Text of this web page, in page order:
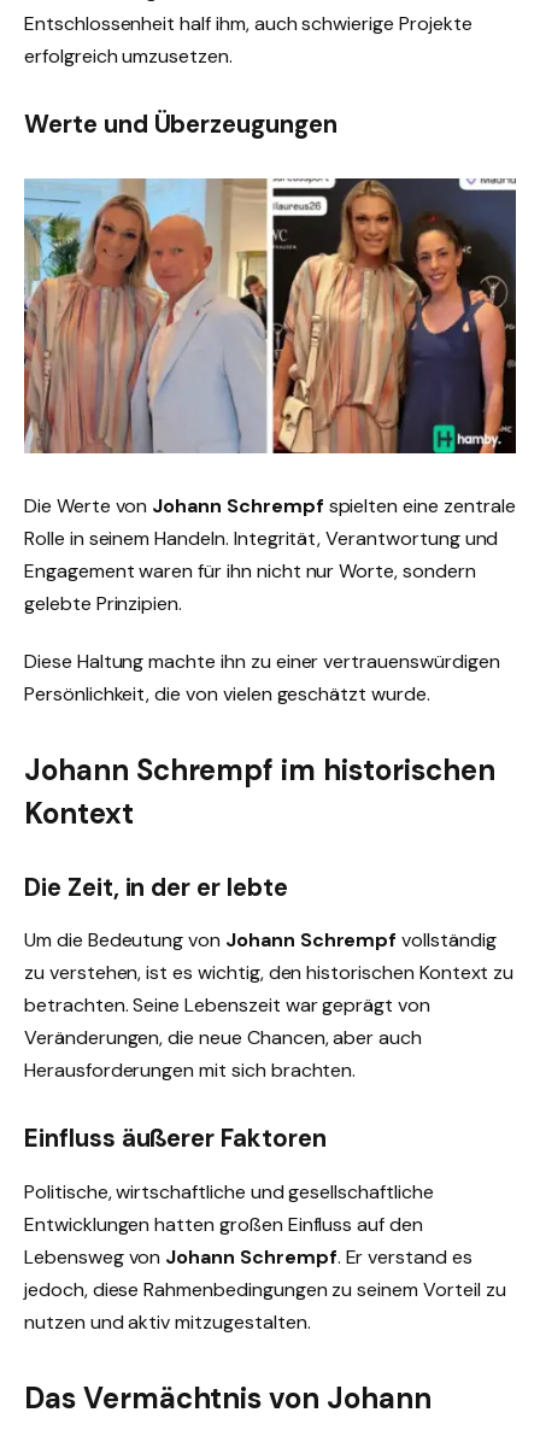
Entschlossenheit half ihm, auch schwierige Projekte
erfolgreich umzusetzen.
Werte und Überzeugungen
Die Werte von Johann Schrempf spielten eine zentrale
Rolle in seinem Handeln. Integrität, Verantwortung und
Engagement waren für ihn nicht nur Worte, sondern
gelebte Prinzipien.
Diese Haltung machte ihn zu einer vertrauenswürdigen
Persönlichkeit, die von vielen geschätzt wurde.
Johann Schrempf im historischen
Kontext
Die Zeit, in der er lebte
Um die Bedeutung von Johann Schrempf vollständig
zu verstehen, ist es wichtig, den historischen Kontext zu
betrachten. Seine Lebenszeit war geprägt von
Veränderungen, die neue Chancen, aber auch
Herausforderungen mit sich brachten.
Einfluss äußerer Faktoren
Politische, wirtschaftliche und gesellschaftliche
Entwicklungen hatten großen Einfluss auf den
Lebensweg von Johann Schrempf. Er verstand es
jedoch, diese Rahmenbedingungen zu seinem Vorteil zu
nutzen und aktiv mitzugestalten.
Das Vermächtnis von Johann